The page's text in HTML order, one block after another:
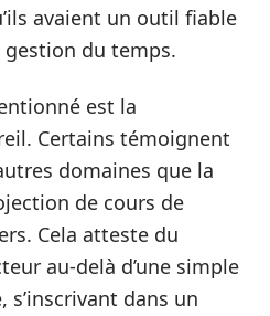
avaient un outil fiable
du temps.
est la
Certains témoignent
domaines que la
de cours de
Cela atteste du
au-delà d’une simple
dans un